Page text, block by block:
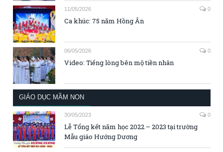
11/05/2026 0
Ca khúc: 75 năm Hồng Ân
06/05/2026 0
Video: Tiếng lòng bên mộ tiền nhân
GIÁO DỤC MẦM NON
30/05/2023 0
Lễ Tổng kết năm học 2022 – 2023 tại trường
Mẫu giáo Hướng Dương